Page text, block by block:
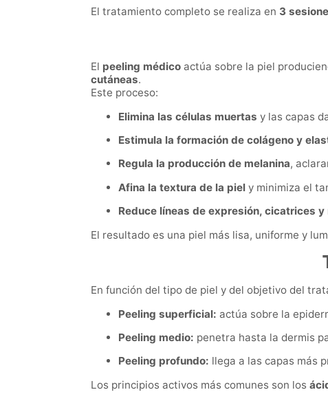
El tratamiento completo se realiza en 3
El peeling médico actúa sobre la piel
cutáneas.
Este proceso:
Elimina las células muertas y las capas
Estimula la formación de colágeno y
Regula la producción de melanina,
Afina la textura de la piel y minimiza el
Reduce líneas de expresión, cicatrices y
El resultado es una piel más lisa, uniforme y
En función del tipo de piel y del objetivo del
Peeling superficial: actúa sobre la
Peeling medio: penetra hasta la dermis
Peeling profundo: llega a las capas más
Los principios activos más comunes son los